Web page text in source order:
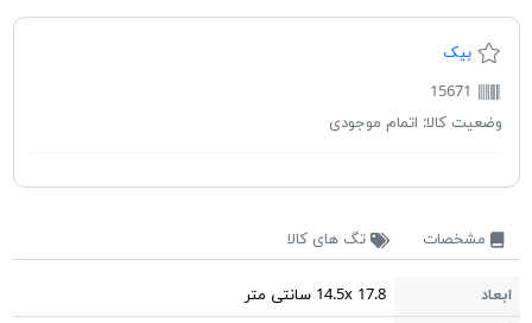
بیک
15671
وضعیت کالا: اتمام موجودی
مشخصات تگ های کالا
ابعاد
14.5x 17.8 سانتی متر